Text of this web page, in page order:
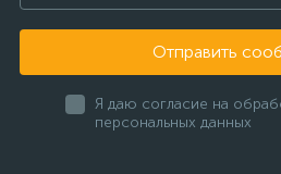
Отправить
Я даю согласие на
персональных данных